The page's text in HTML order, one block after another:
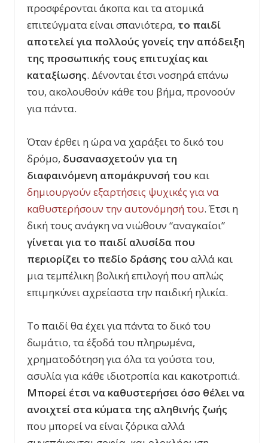
προσφέρονται άκοπα και τα ατομικά
επιτεύγματα είναι σπανιότερα, το παιδί
αποτελεί για πολλούς γονείς την απόδειξη
της προσωπικής τους επιτυχίας και
καταξίωσης. Δένονται έτσι νοσηρά επάνω
του, ακολουθούν κάθε του βήμα, προνοούν
για πάντα.
Όταν έρθει η ώρα να χαράξει το δικό του
δρόμο, δυσανασχετούν για τη
διαφαινόμενη απομάκρυνσή του και
δημιουργούν εξαρτήσεις ψυχικές για να
καθυστερήσουν την αυτονόμησή του. Έτσι η
δική τους ανάγκη να νιώθουν “αναγκαίοι”
γίνεται για το παιδί αλυσίδα που
περιορίζει το πεδίο δράσης του αλλά και
μια τεμπέλικη βολική επιλογή που απλώς
επιμηκύνει αχρείαστα την παιδική ηλικία.
Το παιδί θα έχει για πάντα το δικό του
δωμάτιο, τα έξοδά του πληρωμένα,
χρηματοδότηση για όλα τα γούστα του,
ασυλία για κάθε ιδιοτροπία και κακοτροπιά.
Μπορεί έτσι να καθυστερήσει όσο θέλει να
ανοιχτεί στα κύματα της αληθινής ζωής
που μπορεί να είναι ζόρικα αλλά